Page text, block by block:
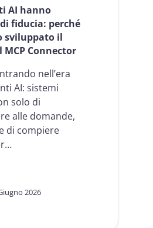
AI hanno
fiducia: perché
sviluppato il
Connector
nell’era
AI: sistemi
solo di
alle domande,
di compiere
2026